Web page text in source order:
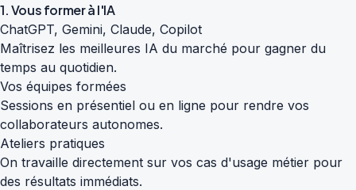
1. Vous former à l'IA
ChatGPT, Gemini, Claude, Copilot
Maîtrisez les meilleures IA du marché pour gagner du
temps au quotidien.
Vos équipes formées
Sessions en présentiel ou en ligne pour rendre vos
collaborateurs autonomes.
Ateliers pratiques
On travaille directement sur vos cas d'usage métier pour
des résultats immédiats.